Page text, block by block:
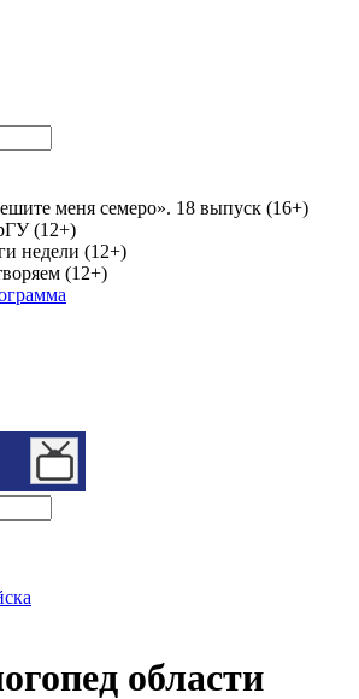
меня семеро». 18 выпуск (16+)
(12+)
недели (12+)
(12+)
области